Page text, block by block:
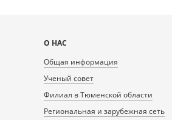
Карта
сайта
О НАС
Общая информация
Ученый совет
Филиал в Тюменской области
Региональная и зарубежная сеть